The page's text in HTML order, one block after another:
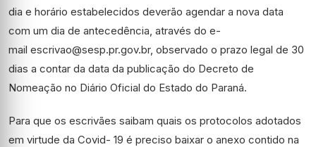
dia e horário estabelecidos deverão agendar a nova data
com um dia de antecedência, através do e-
mail escrivao@sesp.pr.gov.br, observado o prazo legal de 30
dias a contar da data da publicação do Decreto de
Nomeação no Diário Oficial do Estado do Paraná.
Para que os escrivães saibam quais os protocolos adotados
em virtude da Covid- 19 é preciso baixar o anexo contido na